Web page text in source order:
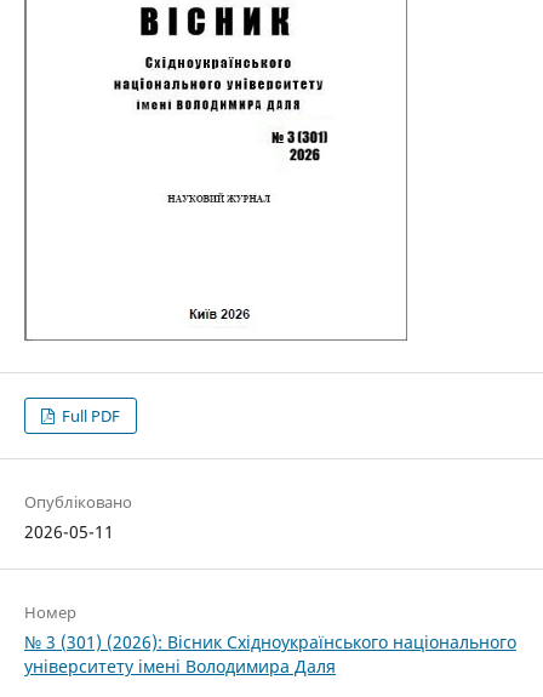
Full PDF
Опубліковано
2026-05-11
Номер
№ 3 (301) (2026): Вісник Східноукраїнського національного
університету імені Володимира Даля